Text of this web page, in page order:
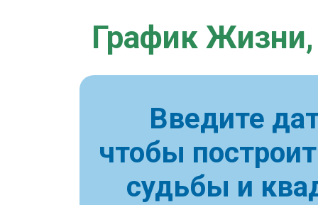
График Жизни,
Введите
чтобы
судьбы и